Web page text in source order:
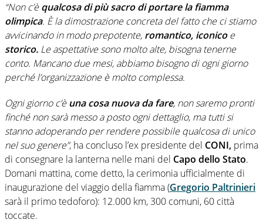
“Non c’èqualcosa di più sacro di portare la fiamma
olimpica. È la dimostrazione concreta del fatto che ci stiamo
avvicinando in modo prepotente, romantico, iconicoe
storico. Le aspettative sono molto alte, bisogna tenerne
conto. Mancano due mesi, abbiamo bisogno di ogni giorno
perché l’organizzazione è molto complessa.
Ogni giorno c’èuna cosa nuova da fare, non saremo pronti
finché non sarà messo a posto ogni dettaglio, ma tutti si
stanno adoperando per rendere possibile qualcosa di unico
nel suo genere”, ha concluso l’ex presidente del CONI, prima
di consegnare la lanterna nelle mani del Capo dello Stato.
Domani mattina, come detto, la cerimonia ufficialmente di
inaugurazione del viaggio della fiamma (Gregorio Paltrinieri
sarà il primo tedoforo): 12.000 km, 300 comuni, 60 città
toccate.